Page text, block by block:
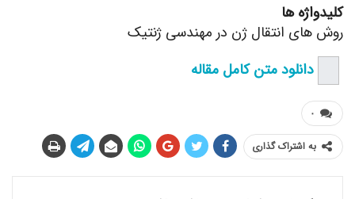
کلیدواژه ها
روش های انتقال ژن در مهندسی ژنتیک
دانلود متن کامل مقاله
۰
به اشتراک گذاری